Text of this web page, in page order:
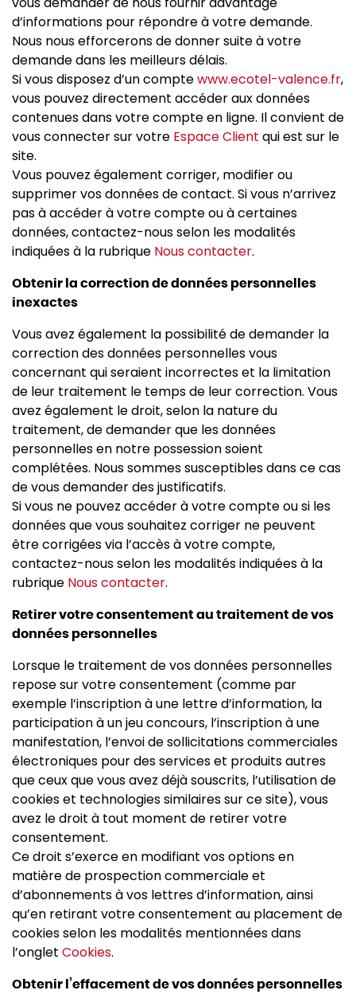
d’informations pour répondre à votre demande.
Nous nous efforcerons de donner suite à votre
demande dans les meilleurs délais.
Si vous disposez d’un comptewww.ecotel-valence.fr,
vous pouvez directement accéder aux données
contenues dans votre compte en ligne. Il convient de
vous connecter sur votre Espace Client qui est sur le
site.
Vous pouvez également corriger, modifier ou
supprimer vos données de contact. Si vous n’arrivez
pas à accéder à votre compte ou à certaines
données, contactez-nous selon les modalités
indiquées à la rubrique Nous contacter.
Obtenir la correction de données personnelles
inexactes
Vous avez également la possibilité de demander la
correction des données personnelles vous
concernant qui seraient incorrectes et la limitation
de leur traitement le temps de leur correction. Vous
avez également le droit, selon la nature du
traitement, de demander que les données
personnelles en notre possession soient
complétées. Nous sommes susceptibles dans ce cas
de vous demander des justificatifs.
Si vous ne pouvez accéder à votre compte ou si les
données que vous souhaitez corriger ne peuvent
être corrigées via l’accès à votre compte,
contactez-nous selon les modalités indiquées à la
rubrique Nous contacter.
Retirer votre consentement au traitement de vos
données personnelles
Lorsque le traitement de vos données personnelles
repose sur votre consentement (comme par
exemple l’inscription à une lettre d’information, la
participation à un jeu concours, l’inscription à une
manifestation, l’envoi de sollicitations commerciales
électroniques pour des services et produits autres
que ceux que vous avez déjà souscrits, l’utilisation de
cookies et technologies similaires sur ce site), vous
avez le droit à tout moment de retirer votre
consentement.
Ce droit s’exerce en modifiant vos options en
matière de prospection commerciale et
d’abonnements à vos lettres d’information, ainsi
qu’en retirant votre consentement au placement de
cookies selon les modalités mentionnées dans
l’onglet Cookies.
Obtenir l’effacement de vos données personnelles